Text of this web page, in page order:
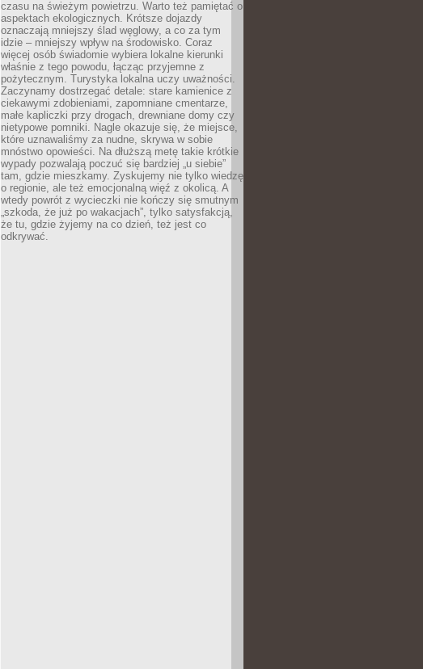
czasu na świeżym powietrzu. Warto też pamiętać o
aspektach ekologicznych. Krótsze dojazdy
oznaczają mniejszy ślad węglowy, a co za tym
idzie – mniejszy wpływ na środowisko. Coraz
więcej osób świadomie wybiera lokalne kierunki
właśnie z tego powodu, łącząc przyjemne z
pożytecznym. Turystyka lokalna uczy uważności.
Zaczynamy dostrzegać detale: stare kamienice z
ciekawymi zdobieniami, zapomniane cmentarze,
małe kapliczki przy drogach, drewniane domy czy
nietypowe pomniki. Nagle okazuje się, że miejsce,
które uznawaliśmy za nudne, skrywa w sobie
mnóstwo opowieści. Na dłuższą metę takie krótkie
wypady pozwalają poczuć się bardziej „u siebie”
tam, gdzie mieszkamy. Zyskujemy nie tylko wiedzę
o regionie, ale też emocjonalną więź z okolicą. A
wtedy powrót z wycieczki nie kończy się smutnym
„szkoda, że już po wakacjach”, tylko satysfakcją,
że tu, gdzie żyjemy na co dzień, też jest co
odkrywać.